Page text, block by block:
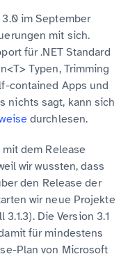
3.0 im September
mit sich.
für .NET Standard
Typen, Trimming
contained Apps und
nichts sagt, kann sich
durchlesen.
dem Release
wir wussten, dass
den Release der
wir neue Projekte
Die Version 3.1
für mindestens
Plan von Microsoft